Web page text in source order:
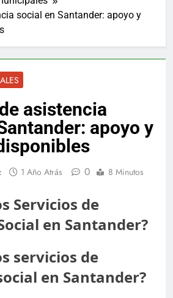
social en Santander: apoyo y
asistencia
apoyo y
1 Año Atrás 0 8 Minutos
Servicios de
en Santander?
servicios de
en Santander?